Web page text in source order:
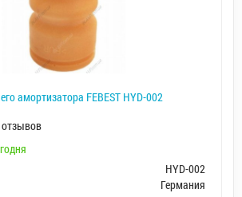
амортизатора FEBEST HYD-002
HYD-002
Германия